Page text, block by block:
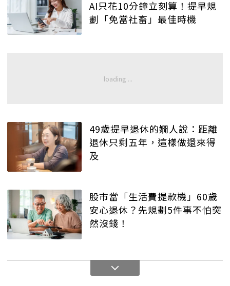
AI只花10分鐘立刻算！提早規
劃「免當社畜」最佳時機
49歲提早退休的嫺人說：距離
退休只剩五年，這樣做還來得
及
股市當「生活費提款機」60歲
安心退休？先規劃5件事不怕突
然沒錢！